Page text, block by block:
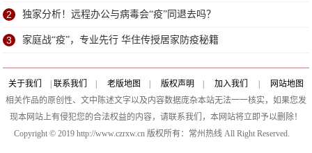
2 独家分析！远程办公与病毒会“疫”同退去吗？
3 家庭战“疫”，专业先行 华住传授居家防疫秘籍
关于我们 联系我们 老版地图 版权声明 加入我们
网站地图
相关作品的原创性、文中陈述文字以及内容数据庞杂本站无法一一核实，如果您发
现本网站上有侵犯您的合法权益的内容，请联系我们，本网站将立即予以删除！
Copyright © 2019 http://www.czrxw.cn 版权所有：常州热线 All Right Reserved.